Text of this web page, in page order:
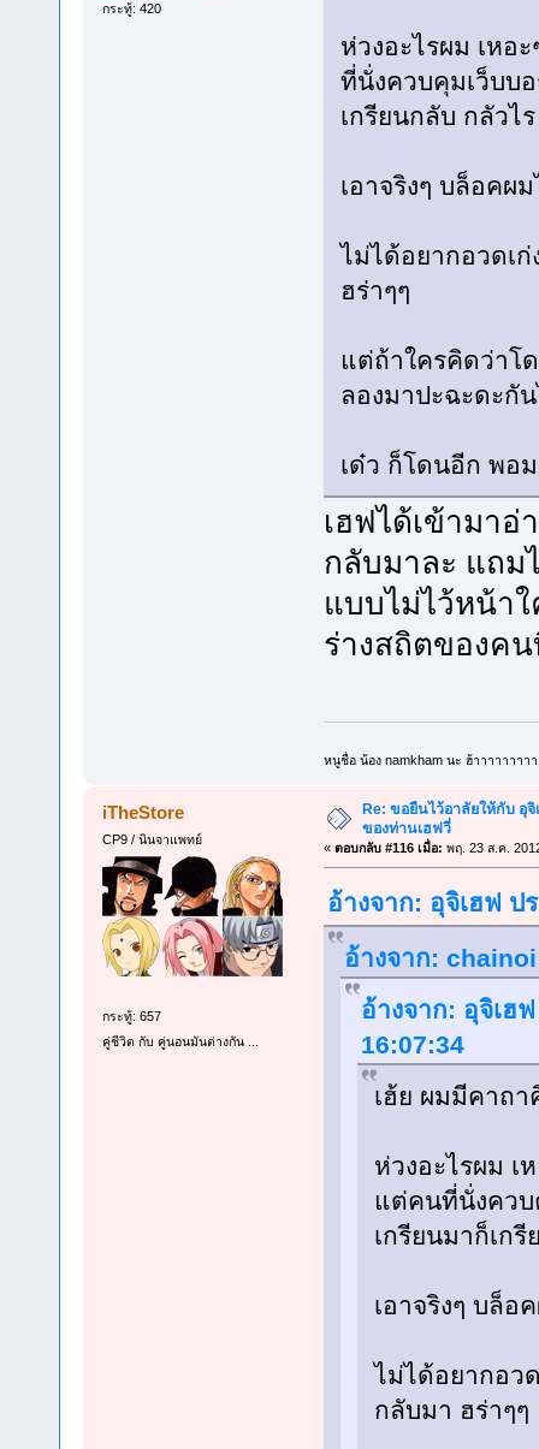
กระทู้: 420
ห่วงอะไรผม เหอ
ที่นั่งควบคุมเว็บบ
เกรียนกลับ กลัวไ
เอาจริงๆ บล็อคผ
ไม่ได้อยากอวดเ
ฮร่าๆๆ
แต่ถ้าใครคิดว่าโ
ลองมาปะฉะดะกั
เด๋ว ก็โดนอีก พอ
เฮฟได้เข้ามา
กลับมาละ แถม
แบบไม่ไว้หน้า
ร่างสถิตของค
หนูชื่อ น้อง namkham นะ ฮ้าาาาาาาา
iTheStore
CP9 / นินจาแพทย์
กระทู้: 657
คู่ชีวิต กับ คู่นอนมันต่างกัน ...
Re: ขอยืนไว้อาลัยให้กับ อุ
ของท่านเฮฟวี่
« ตอบกลับ #116 เมื่อ: พฤ. 23 ส.ค.
อ้างจาก: อุจิเฮฟ ป
อ้างจาก:
อ้างจาก: อุจิเฮ
16:07:34
เฮ้ย ผมมีคาถ
ห่วงอะไรผม
แต่คนที่นั่งควบ
เกรียนมาก็เก
เอาจริงๆ บล็อ
ไม่ได้อยากอว
กลับมา ฮร่าๆๆ